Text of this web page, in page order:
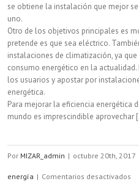
se obtiene la instalación que mejor
uno.
Otro de los objetivos principales es
pretende es que sea eléctrico.
instalaciones de climatización, ya
consumo energético en la
los usuarios y apostar por
energética.
Para mejorar la eficiencia energética
mundo es imprescindible aprovechar
Por MIZAR_admin | octubre 20th, 2017
energía | Comentarios desactivados